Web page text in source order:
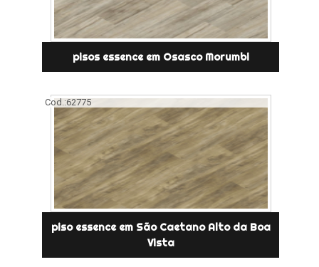
pisos essence em Osasco Morumbi
Cod.:62775
piso essence em São Caetano Alto da Boa
Vista